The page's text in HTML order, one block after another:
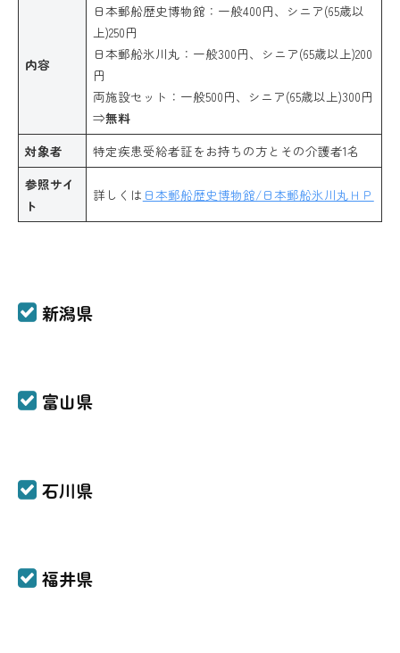
内容
日本郵船歴史博物館：一般400円、シニア(65歳以
上)250円
日本郵船氷川丸：一般300円、シニア(65歳以上)200
円
両施設セット：一般500円、シニア(65歳以上)300円
⇒無料
対象者
特定疾患受給者証をお持ちの方とその介護者1名
参照サイ
ト
詳しくは 日本郵船歴史博物館/日本郵船氷川丸ＨＰ
新潟県
富山県
石川県
福井県